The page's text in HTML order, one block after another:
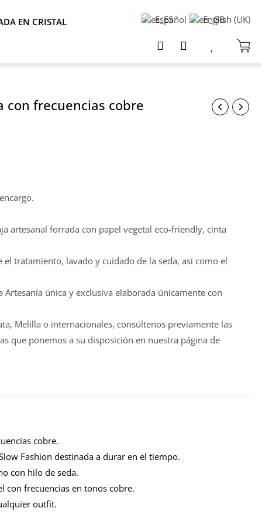
EN CRISTAL Español English (UK)
con frecuencias cobre
artesanal forrada con papel vegetal eco-friendly, cinta
tratamiento, lavado y cuidado de la seda, así como el
Artesanía única y exclusiva elaborada únicamente con
Melilla o internacionales, consúltenos previamente las
que ponemos a su disposición en nuestra página de
cobre.
Fashion destinada a durar en el tiempo.
con hilo de seda.
con frecuencias en tonos cobre.
outfit.